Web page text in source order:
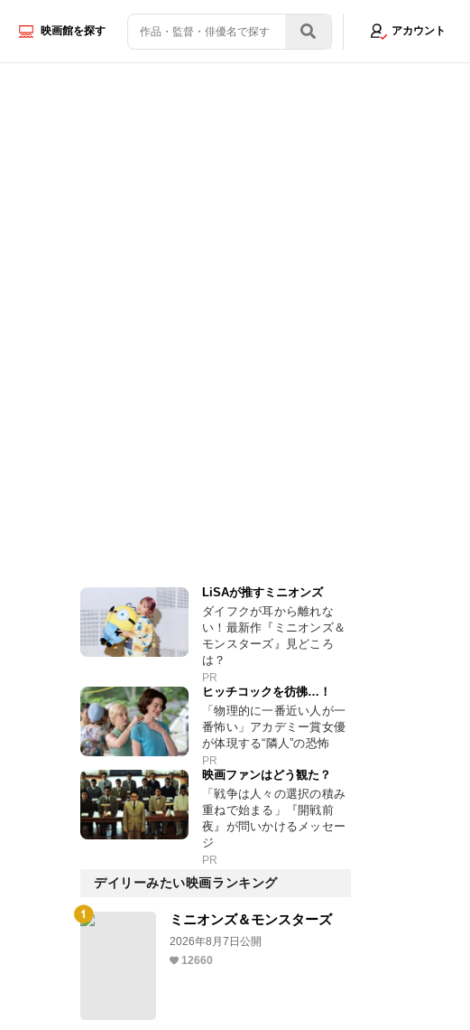
映画館を探す アカウント
LiSAが推すミニオンズ
ダイフクが耳から離れな
い！最新作『ミニオンズ＆
モンスターズ』見どころ
は？
PR
ヒッチコックを彷彿…！
「物理的に一番近い人が一
番怖い」アカデミー賞女優
が体現する“隣人”の恐怖
PR
映画ファンはどう観た？
「戦争は人々の選択の積み
重ねで始まる」『開戦前
夜』が問いかけるメッセー
ジ
PR
デイリーみたい映画ランキング
ミニオンズ＆モンスターズ
2026年8月7日公開
12660